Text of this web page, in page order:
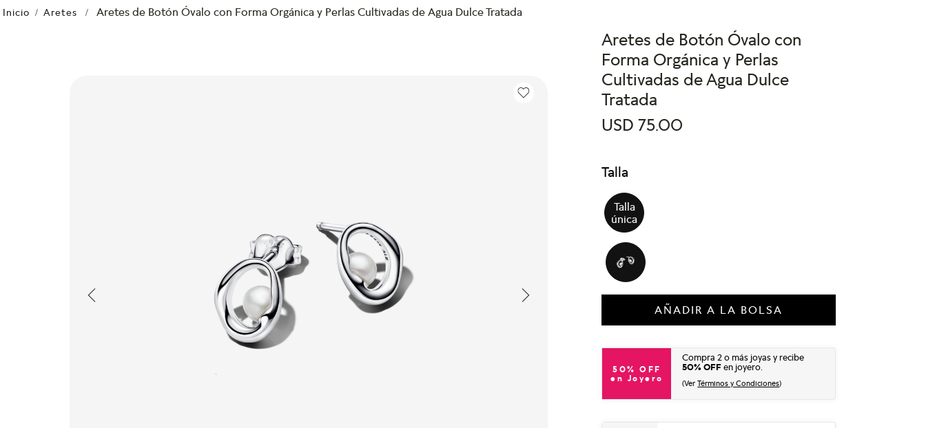
Aretes Aretes de Botón Óvalo con Forma Orgánica y Perlas Cultivadas de Agua Dulce Tratada
Aretes de Botón Óvalo con
Forma Orgánica y Perlas
Cultivadas de Agua Dulce
Tratada
USD 75.00
Talla
Talla
única
AÑADIR A LA BOLSA
50% OFF
en Joyero
Compra 2 o más joyas y recibe
50% OFFen joyero.
(VerTérminos y Condiciones)